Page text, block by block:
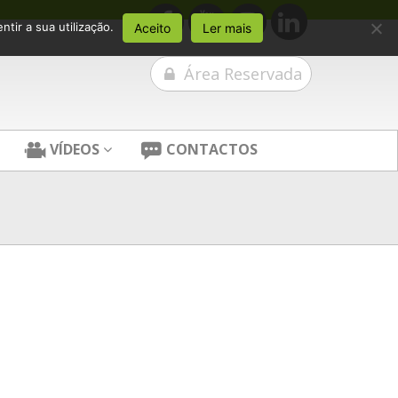
Área Reservada
VÍDEOS CONTACTOS
a sua utilização. Aceito Ler mais